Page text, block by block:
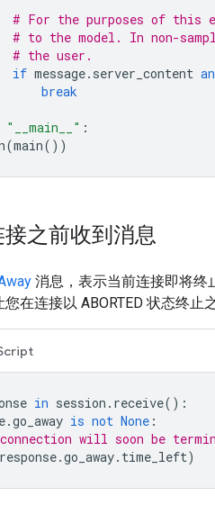
# For the purposes of this
# to the model. In non-
# the user.
if message. server_content
break
"__main__" :
(main())
之前收到消息
消息，表示当前连接即将终
在连接以 ABORTED 状态终止
in session . receive():
.go_away is not None :
will soon be
response.go_away. time_left)